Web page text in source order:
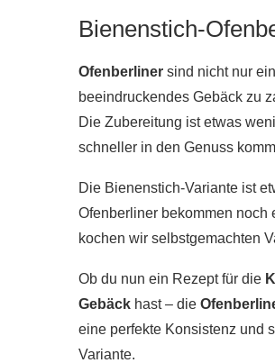
Bienenstich-
Ofenberliner sind nicht nur
beeindruckendes Gebäck zu
Die Zubereitung ist etwas
schneller in den Genuss
Die Bienenstich-Variante ist
Ofenberliner bekommen
kochen wir selbstgemachten
Ob du nun ein Rezept für die
Gebäck hast – die
eine perfekte Konsistenz und
Variante.